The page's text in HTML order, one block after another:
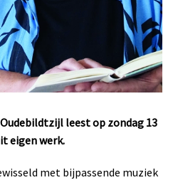
leest op zondag 13
eigen werk.
met bijpassende muziek